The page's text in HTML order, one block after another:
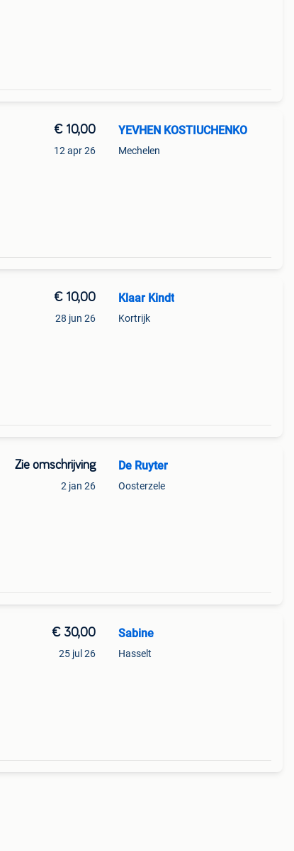
€ 10,00
12 apr 26
YEVHEN KOSTIUCHENKO
Mechelen
€ 10,00
28 jun 26
Klaar Kindt
Kortrijk
Zie omschrijving
2 jan 26
De Ruyter
Oosterzele
€ 30,00
25 jul 26
Sabine
Hasselt